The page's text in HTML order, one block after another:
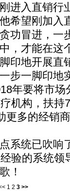
入直销行
希望刚加入
功冒进，一
，才能在这
地开展直
步一脚印地
年要将市场
机构，扶持
更多的经销
统已吹响
验的系统领
！
1 2 3 >>